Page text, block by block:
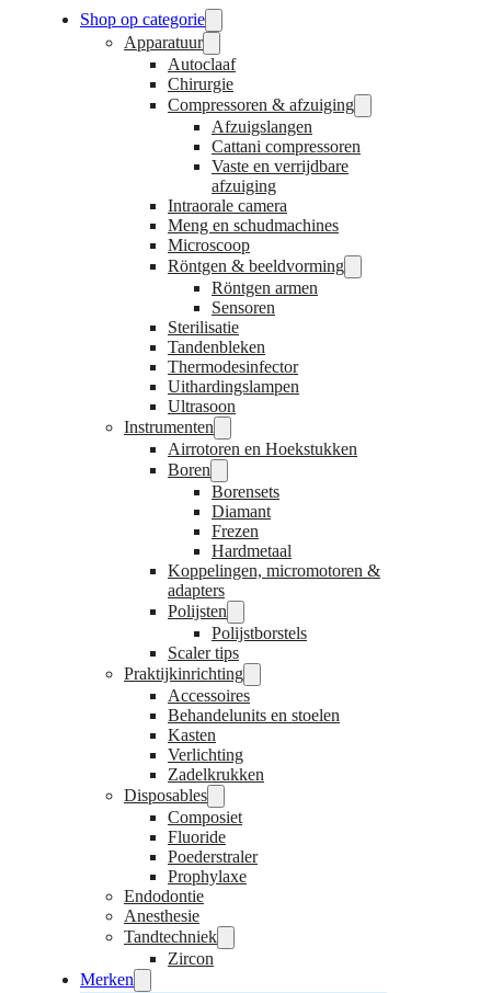
Shop op categorie
Apparatuur
Autoclaaf
Chirurgie
Compressoren & afzuiging
Afzuigslangen
Cattani compressoren
Vaste en verrijdbare
afzuiging
Intraorale camera
Meng en schudmachines
Microscoop
Röntgen & beeldvorming
Röntgen armen
Sensoren
Sterilisatie
Tandenbleken
Thermodesinfector
Uithardingslampen
Ultrasoon
Instrumenten
Airrotoren en Hoekstukken
Boren
Borensets
Diamant
Frezen
Hardmetaal
Koppelingen, micromotoren &
adapters
Polijsten
Polijstborstels
Scaler tips
Praktijkinrichting
Accessoires
Behandelunits en stoelen
Kasten
Verlichting
Zadelkrukken
Disposables
Composiet
Fluoride
Poederstraler
Prophylaxe
Endodontie
Anesthesie
Tandtechniek
Zircon
Merken